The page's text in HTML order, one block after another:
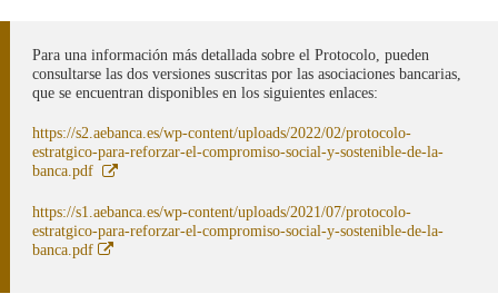
Para una información más detallada sobre el Protocolo, pueden
consultarse las dos versiones suscritas por las asociaciones bancarias,
que se encuentran disponibles en los siguientes enlaces:
https://s2.aebanca.es/wp-content/uploads/2022/02/protocolo-
estratgico-para-reforzar-el-compromiso-social-y-sostenible-de-la-
banca.pdf
Abre
nueva
https://s1.aebanca.es/wp-content/uploads/2021/07/protocolo-
estratgico-para-reforzar-el-compromiso-social-y-sostenible-de-la-
banca.pdf
Abre